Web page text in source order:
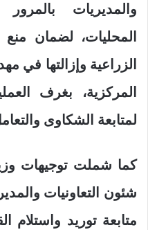
والمديريات
المحليات، لضمان
الزراعية وإزالتها في
المركزية، بغرف
لمتابعة الشكاوى
كما شملت توجيهات
شئون التعاونيات
متابعة توريد